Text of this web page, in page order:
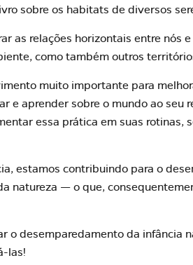
sobre os habitats de diversos
as relações horizontais entre nós
como também outros
muito importante para
e aprender sobre o mundo ao seu
essa prática em suas rotinas,
estamos contribuindo para o
natureza — o que,
o desemparedamento da infância
las!